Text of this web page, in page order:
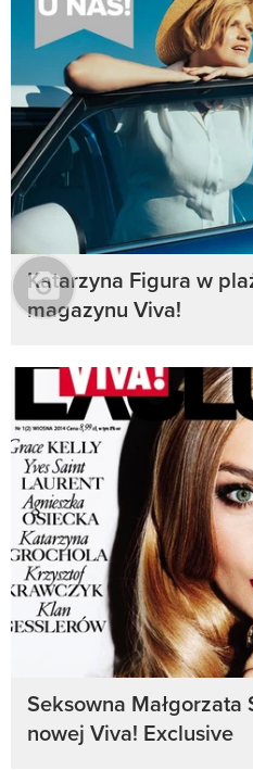
Katarzyna Figura w
magazynu Viva!
Seksowna Małgorzata
nowej Viva! Exclusive